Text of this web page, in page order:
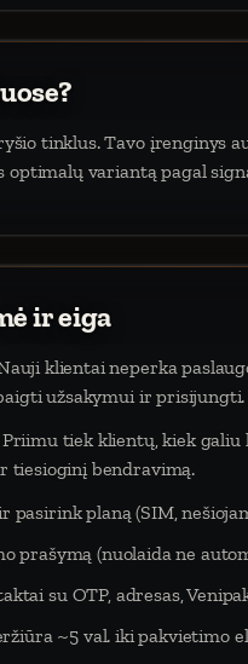
tinklus. Tavo įrenginys
variantą pagal
ir eiga
klientai neperka
užsakymui ir prisijungti.
tiek klientų, kiek
tiesioginį bendravimą.
planą (SIM,
prašymą (nuolaida ne
su OTP, adresas,
~5 val. iki pakvietimo